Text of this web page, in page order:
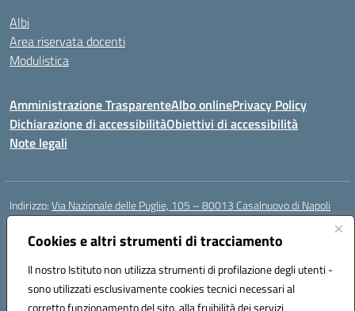
Cookies e altri strumenti di tracciamento
Il nostro Istituto non utilizza strumenti di profilazione degli utenti -
sono utilizzati esclusivamente cookies tecnici necessari al
corretto funzionamento del sito, alla fruibilità dei servizi
Albi
Area riservata docenti
Modulistica
Amministrazione TrasparenteAlbo onlinePrivacy Policy
Dichiarazione di accessibilitàObiettivi di accessibilità
Note legali
Indirizzo:Via Nazionale delle Puglie, 105 – 80013 Casalnuovo di Napoli
Centralino:
Email:naee32300a@istruzione.it
Codice fiscale: 93007720639
Codice meccanografico:
NAEE32300A